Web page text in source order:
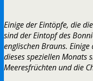
Einige der Eintöpfe, die
sind der Eintopf des
englischen Brauns.
dieses speziellen Monats
Meeresfrüchten und die